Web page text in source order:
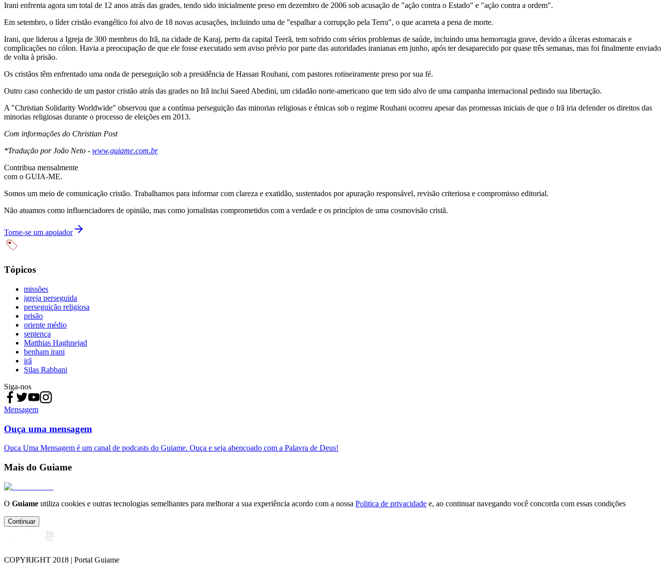
Irani enfrenta agora um total de 12 anos atrás das grades, tendo sido inicialmente preso em dezembro de 2006 sob acusação de "ação contra o Estado" e "ação contra a ordem".
Em setembro, o líder cristão evangélico foi alvo de 18 novas acusações, incluindo uma de "espalhar a corrupção pela Terra", o que acarreta a pena de morte.
Irani, que liderou a Igreja de 300 membros do Irã, na cidade de Karaj, perto da capital Teerã, tem sofrido com sérios problemas de saúde, incluindo uma hemorragia grave, devido a úlceras estomacais e
complicações no cólon. Havia a preocupação de que ele fosse executado sem aviso prévio por parte das autoridades iranianas em junho, após ter desaparecido por quase três semanas, mas foi finalmente enviado
de volta à prisão.
Os cristãos têm enfrentado uma onda de perseguição sob a presidência de Hassan Rouhani, com pastores rotineiramente preso por sua fé.
Outro caso conhecido de um pastor cristão atrás das grades no Irã inclui Saeed Abedini, um cidadão norte-americano que tem sido alvo de uma campanha internacional pedindo sua libertação.
A "Christian Solidarity Worldwide" observou que a contínua perseguição das minorias religiosas e étnicas sob o regime Rouhani ocorreu apesar das promessas iniciais de que o Irã iria defender os direitos das
minorias religiosas durante o processo de eleições em 2013.
Com informações do Christian Post
*Tradução por João Neto - www.guiame.com.br
Contribua mensalmente
com o GUIA-ME.
Somos um meio de comunicação cristão. Trabalhamos para informar com clareza e exatidão, sustentados por apuração responsável, revisão criteriosa e compromisso editorial.
Não atuamos como influenciadores de opinião, mas como jornalistas comprometidos com a verdade e os princípios de uma cosmovisão cristã.
Torne-se um apoiador
Tópicos
missões
igreja perseguida
perseguição religiosa
prisão
oriente médio
sentença
Matthias Haghnejad
benham irani
irã
Silas Rabbani
Siga-nos
Mensagem
Ouça uma mensagem
Ouça Uma Mensagem é um canal de podcasts do Guiame. Ouça e seja abençoado com a Palavra de Deus!
Mais do Guiame
O Guiame utiliza cookies e outras tecnologias semelhantes para melhorar a sua experiência acordo com a nossa Politica de privacidade e, ao continuar navegando você concorda com essas condições
Continuar
COPYRIGHT 2018 | Portal Guiame